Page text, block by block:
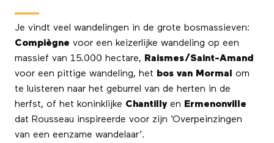
Je vindt veel wandelingen in de grote bosmassieven:
Compiègne voor een keizerlijke wandeling op een
massief van 15.000 hectare, Raismes/Saint-Amand
voor een pittige wandeling, het bos van Mormal
om
te luisteren naar het geburrel van de herten in de
herfst, of het koninklijke Chantillyen Ermenonville
dat Rousseau inspireerde voor zijn ‘Overpeinzingen
van een eenzame wandelaar’.